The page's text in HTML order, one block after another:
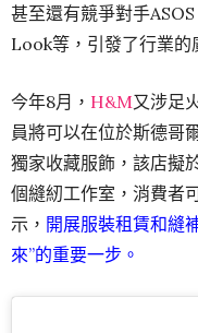
甚至還有競爭對手
Look等，引發了行業的
今年8月， H&M又涉足
員將可以在位於斯德哥
獨家收藏服飾，該店擬
個縫紉工作室，消費者
示， 開展服裝租賃和縫
來”的重要一步。